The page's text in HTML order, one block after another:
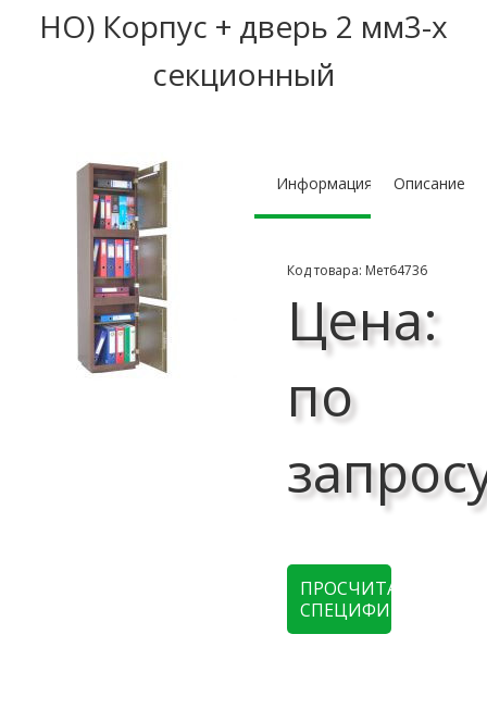
НО) Корпус + дверь 2 мм3-х
секционный
Информация Описание
Код товара: Мет64736
Цена:
по
ПРОСЧИТАТЬ
СПЕЦИФИКАЦИЮ